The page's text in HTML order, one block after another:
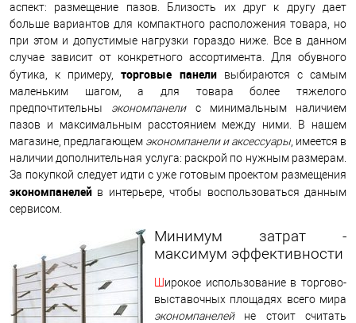
аспект: размещение пазов. Близость их друг к другу дает
больше вариантов для компактного расположения товара, но
при этом и допустимые нагрузки гораздо ниже. Все в данном
случае зависит от конкретного ассортимента. Для обувного
бутика, к примеру,торговые панеливыбираются с самым
маленьким шагом, а для товара более тяжелого
предпочтительны экономпанелис минимальным наличием
пазов и максимальным расстоянием между ними. В нашем
магазине, предлагающем экономпанели и аксессуары , имеется в
наличии дополнительная услуга: раскрой по нужным размерам.
За покупкой следует идти с уже готовым проектом размещения
экономпанелей в интерьере, чтобы воспользоваться данным
сервисом.
Минимум затрат -
максимум эффективности
ирокое использование в торгово-
выставочных площадях всего мира
экономпанелейне стоит считать